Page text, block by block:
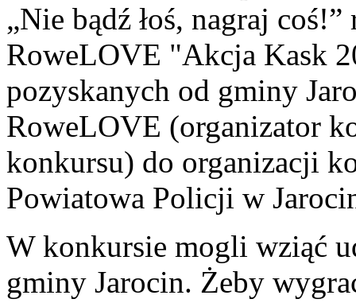
„Nie bądź łoś, nagraj
RoweLOVE "Akcja Kask
pozyskanych od gminy
RoweLOVE (organizator
konkursu) do organizacji
Powiatowa Policji w
W konkursie mogli wziąć
gminy Jarocin. Żeby